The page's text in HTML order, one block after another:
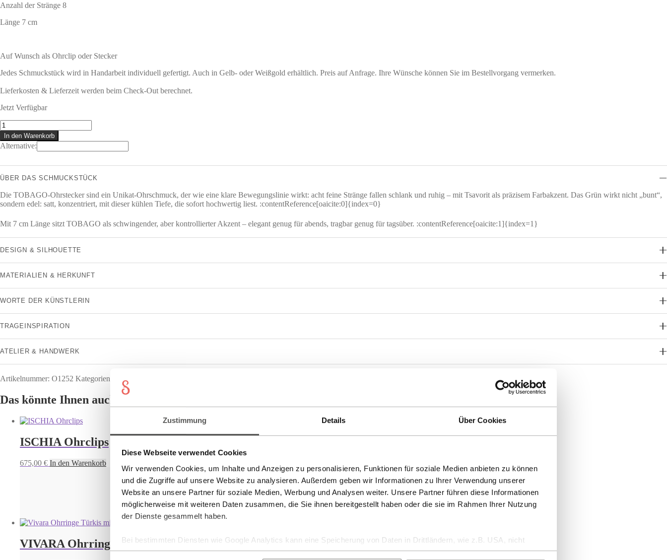
Zustimmung Details Über Cookies
Diese Webseite verwendet Cookies
Wir verwenden Cookies, um Inhalte und Anzeigen zu personalisieren, Funktionen für soziale Medien anbieten zu können
und die Zugriffe auf unsere Website zu analysieren. Außerdem geben wir Informationen zu Ihrer Verwendung unserer
Website an unsere Partner für soziale Medien, Werbung und Analysen weiter. Unsere Partner führen diese Informationen
möglicherweise mit weiteren Daten zusammen, die Sie ihnen bereitgestellt haben oder die sie im Rahmen Ihrer Nutzung
der Dienste gesammelt haben.
Bei bestimmten Diensten wie Google Analytics kann eine Speicherung von Daten in Drittländern, wie z.B. USA, nicht
ausgeschlossen werden.
Anzahl der Stränge 8
Länge 7 cm
Auf Wunsch als Ohrclip oder Stecker
Jedes Schmuckstück wird in Handarbeit individuell gefertigt. Auch in Gelb- oder Weißgold erhältlich. Preis auf Anfrage. Ihre Wünsche können Sie im Bestellvorgang vermerken.
Lieferkosten & Lieferzeit werden beim Check-Out berechnet.
Jetzt Verfügbar
TOBAGO
Ohrstecker
Menge
In den Warenkorb
Alternative:
ÜBER DAS SCHMUCKSTÜCK
Die TOBAGO-Ohrstecker sind ein Unikat-Ohrschmuck, der wie eine klare Bewegungslinie wirkt: acht feine Stränge fallen schlank und ruhig – mit Tsavorit als präzisem Farbakzent. Das Grün wirkt nicht „bunt“,
sondern edel: satt, konzentriert, mit dieser kühlen Tiefe, die sofort hochwertig liest. :contentReference[oaicite:0]{index=0}
Mit 7 cm Länge sitzt TOBAGO als schwingender, aber kontrollierter Akzent – elegant genug für abends, tragbar genug für tagsüber. :contentReference[oaicite:1]{index=1}
DESIGN & SILHOUETTE
MATERIALIEN & HERKUNFT
WORTE DER KÜNSTLERIN
TRAGEINSPIRATION
ATELIER & HANDWERK
Artikelnummer: O1252 Kategorien: NICHT AUF STARTSEITE
Das könnte Ihnen auch gefallen
ISCHIA Ohrclips
675,00 € In den Warenkorb
VIVARA Ohrringe